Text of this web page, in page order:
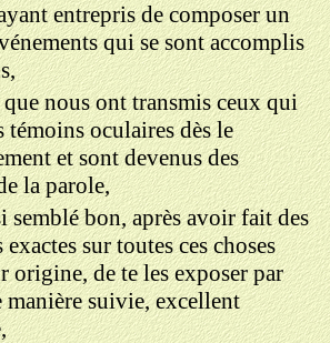
entrepris de composer un
qui se sont accomplis
nous ont transmis ceux qui
témoins oculaires dès le
et sont devenus des
la parole,
semblé bon, après avoir fait des
exactes sur toutes ces choses
origine, de te les exposer par
manière suivie, excellent